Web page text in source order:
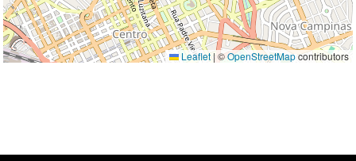
Leaflet|©OpenStreetMapcontributors